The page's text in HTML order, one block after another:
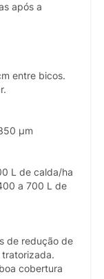
após a
entre bicos.
µm
L de calda/ha
a 700 L de
de redução de
tratorizada.
cobertura